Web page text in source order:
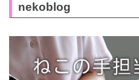
nekoblog